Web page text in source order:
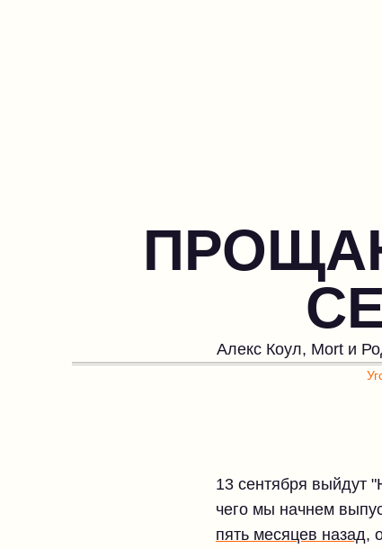
Алекс Коул, Mort и
13 сентября выйдут
чего мы начнем
пять месяцев назад,